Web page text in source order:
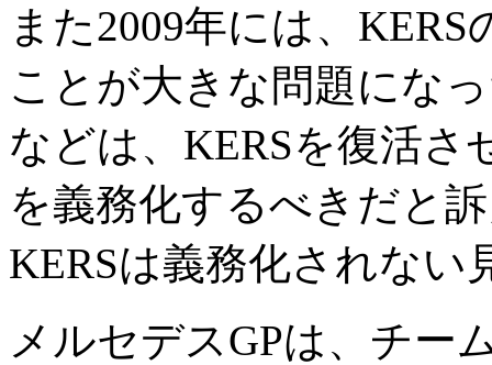
また2009年には、
ことが大きな問題にな
などは、KERSを復活さ
を義務化するべきだと
KERSは義務化されない
メルセデスGPは、チー